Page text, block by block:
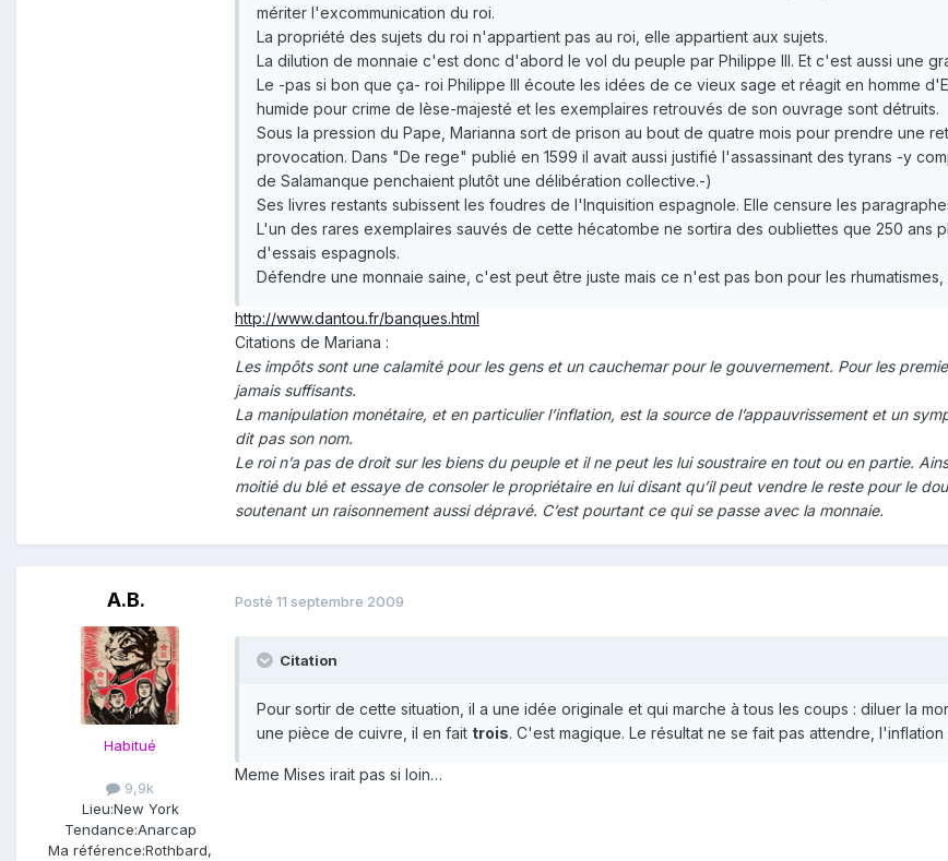
mériter l'excommunication du roi.
La propriété des sujets du roi n'appartient pas au roi, elle appartient aux sujets.
La dilution de monnaie c'est donc d'abord le vol du peuple par Philippe III. Et c'est aussi une
Le -pas si bon que ça- roi Philippe III écoute les idées de ce vieux sage et réagit en homme
humide pour crime de lèse-majesté et les exemplaires retrouvés de son ouvrage sont détruits.
Sous la pression du Pape, Marianna sort de prison au bout de quatre mois pour prendre une
provocation. Dans "De rege" publié en 1599 il avait aussi justifié l'assassinant des tyrans -y
de Salamanque penchaient plutôt une délibération collective.-)
Ses livres restants subissent les foudres de l'Inquisition espagnole. Elle censure les
L'un des rares exemplaires sauvés de cette hécatombe ne sortira des oubliettes que 250 ans
d'essais espagnols.
Défendre une monnaie saine, c'est peut être juste mais ce n'est pas bon pour les
http://www.dantou.fr/banques.html
Citations de Mariana :
Les impôts sont une calamité pour les gens et un cauchemar pour le gouvernement. Pour les
jamais suffisants.
La manipulation monétaire, et en particulier l’inflation, est la source de l’appauvrissement et un
dit pas son nom.
Le roi n’a pas de droit sur les biens du peuple et il ne peut les lui soustraire en tout ou en partie.
moitié du blé et essaye de consoler le propriétaire en lui disant qu’il peut vendre le reste pour le
soutenant un raisonnement aussi dépravé. C’est pourtant ce qui se passe avec la monnaie.
A.B.
Habitué
9,9k
Lieu:New York
Tendance:Anarcap
Ma référence:Rothbard,
Posté 11 septembre 2009
Citation
Pour sortir de cette situation, il a une idée originale et qui marche à tous les coups : diluer la
une pièce de cuivre, il en fait trois. C'est magique. Le résultat ne se fait pas attendre, l'inflation
Meme Mises irait pas si loin…